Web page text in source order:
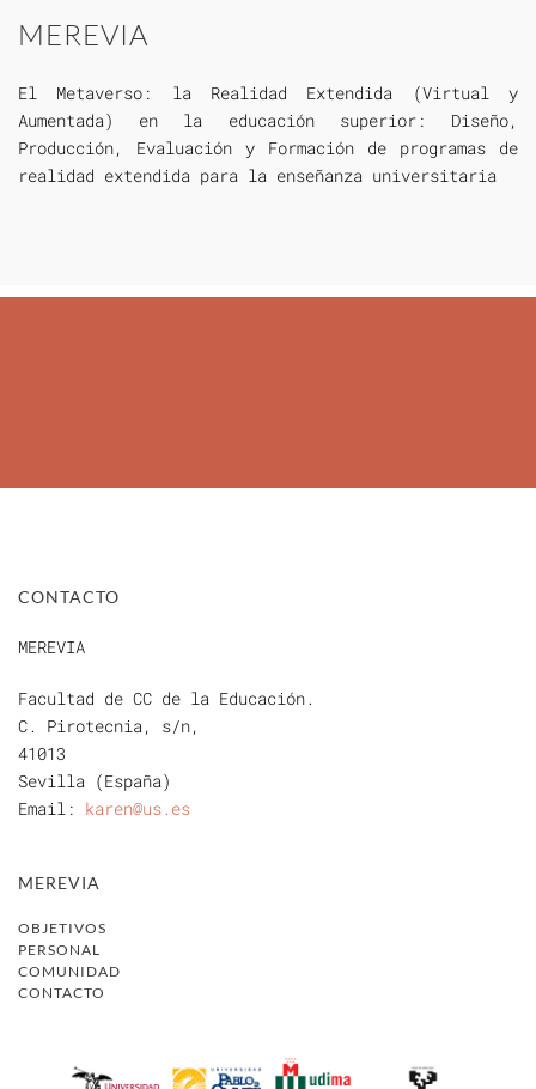
MEREVIA
El Metaverso: la Realidad Extendida (Virtual y
Aumentada) en la educación superior: Diseño,
Producción, Evaluación y Formación de programas de
realidad extendida para la enseñanza universitaria
CONTACTO
MEREVIA
Facultad de CC de la Educación.
C. Pirotecnia, s/n,
41013
Sevilla (España)
Email: karen@us.es
MEREVIA
OBJETIVOS
PERSONAL
COMUNIDAD
CONTACTO